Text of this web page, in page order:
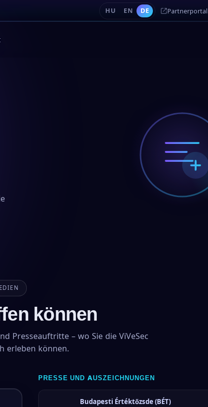
HU EN DE Partnerportal
können
Presseauftritte – wo Sie die ViVeSec
erleben können.
PRESSE UND AUSZEICHNUNGEN
Budapesti Értéktőzsde (BÉT)